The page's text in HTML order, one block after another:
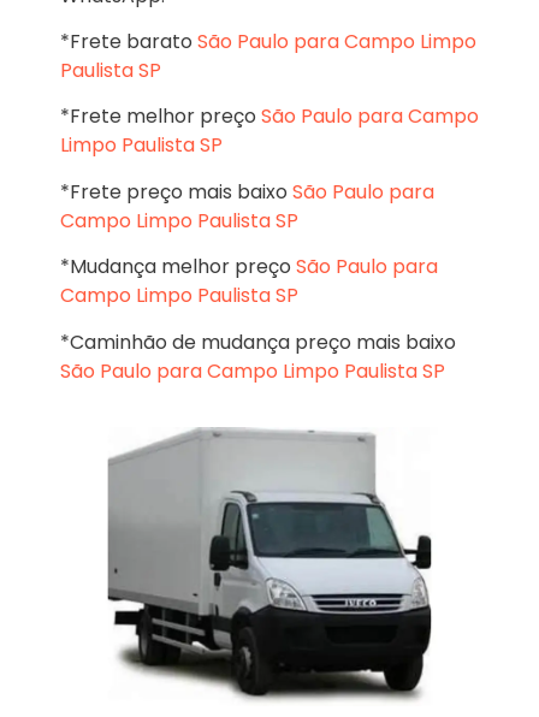
*Frete barato São Paulo para Campo Limpo
Paulista SP
*Frete melhor preço São Paulo para Campo
Limpo Paulista SP
*Frete preço mais baixo São Paulo para
Campo Limpo Paulista SP
*Mudança melhor preço São Paulo para
Campo Limpo Paulista SP
*Caminhão de mudança preço mais baixo
São Paulo para Campo Limpo Paulista SP